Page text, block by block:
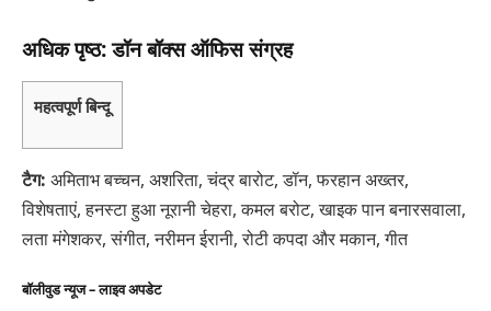
अधिक पृष्ठ: डॉन बॉक्स ऑफिस संग्रह
महत्वपूर्ण बिन्दू
टैग: अमिताभ बच्चन, अशरिता, चंद्र बारोट, डॉन, फरहान अख्तर,
विशेषताएं, हनस्टा हुआ नूरानी चेहरा, कमल बरोट, खाइक पान बनारसवाला,
लता मंगेशकर, संगीत, नरीमन ईरानी, रोटी कपदा और मकान, गीत
बॉलीवुड न्यूज – लाइव अपडेट